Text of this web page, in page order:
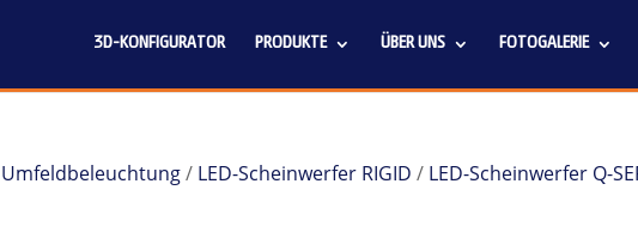
3D-KONFIGURATOR PRODUKTE ÜBER UNS FOTOGALERIE
/ LED-Scheinwerfer RIGID / LED-Scheinwerfer Q-